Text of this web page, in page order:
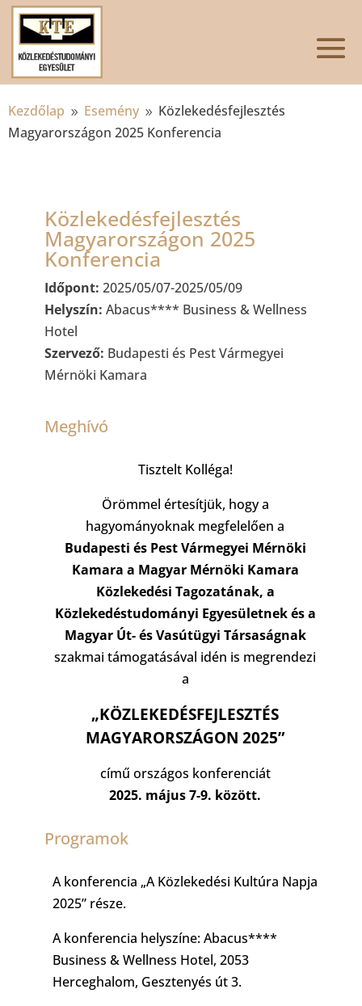
Kezdőlap 9 Esemény 9 Közlekedésfejlesztés
Magyarországon 2025 Konferencia
Közlekedésfejlesztés
Magyarországon 2025
Konferencia
Időpont: 2025/05/07-2025/05/09
Helyszín: Abacus**** Business & Wellness
Hotel
Szervező: Budapesti és Pest Vármegyei
Mérnöki Kamara
Meghívó
Tisztelt Kolléga!
Örömmel értesítjük, hogy a
hagyományoknak megfelelően a
Budapesti és Pest Vármegyei Mérnöki
Kamara a Magyar Mérnöki Kamara
Közlekedési Tagozatának, a
Közlekedéstudományi Egyesületnek és a
Magyar Út- és Vasútügyi Társaságnak
szakmai támogatásával idén is megrendezi
a
„KÖZLEKEDÉSFEJLESZTÉS
MAGYARORSZÁGON 2025”
című országos konferenciát
2025. május 7-9. között.
Programok
A konferencia „A Közlekedési Kultúra Napja
2025” része.
A konferencia helyszíne: Abacus****
Business & Wellness Hotel, 2053
Herceghalom, Gesztenyés út 3.